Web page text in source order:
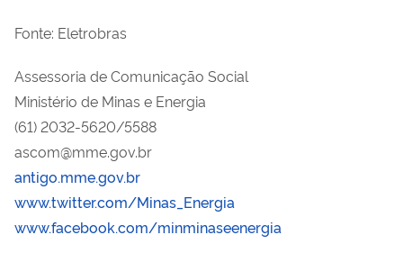
Fonte: Eletrobras
Assessoria de Comunicação Social
Ministério de Minas e Energia
(61) 2032-5620/5588
ascom@mme.gov.br
antigo.mme.gov.br
www.twitter.com/Minas_Energia
www.facebook.com/minminaseenergia